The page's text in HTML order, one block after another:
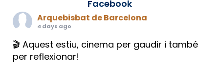
Facebook
Arquebisbat de Barcelona
4 days ago
🎬 Aquest estiu, cinema per gaudir i també
per reflexionar!